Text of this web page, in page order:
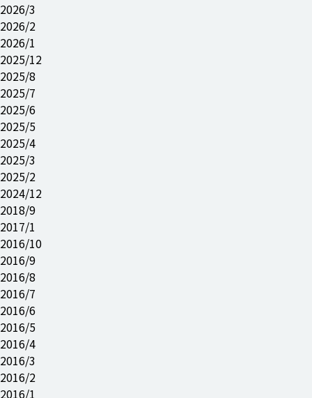
2026/3
2026/2
2026/1
2025/12
2025/8
2025/7
2025/6
2025/5
2025/4
2025/3
2025/2
2024/12
2018/9
2017/1
2016/10
2016/9
2016/8
2016/7
2016/6
2016/5
2016/4
2016/3
2016/2
2016/1